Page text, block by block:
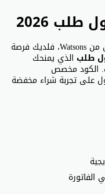
إذا كانت هذه أول مرة تقوم فيها بالتسوق من Watsons، فلديك فرصة
الذي يمنحك
الكود مخصص
على تجربة شراء مخفضة
الفاتورة